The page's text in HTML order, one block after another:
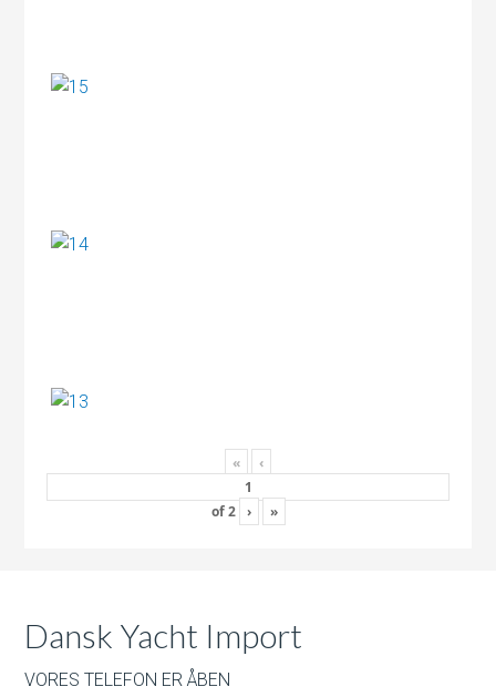
« ‹
of2 › »
Dansk Yacht Import
VORES TELEFON ER ÅBEN